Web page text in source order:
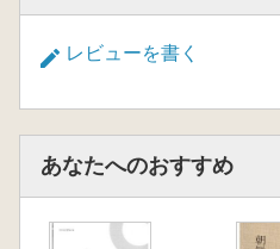
レビューを書く
あなたへのおすすめ